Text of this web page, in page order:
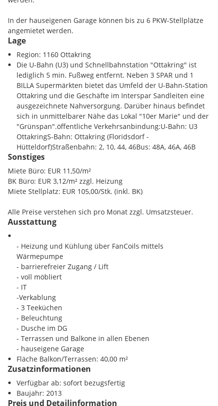
In der hauseigenen Garage können bis zu 6 PKW-Stellplätze
angemietet werden.
verfügbare Bürofläche:
3. + 4. + 5.OG - ca. 323 m² zzgl. Balkone und Terrassen
Lage
Region: 1160 Ottakring
Die U-Bahn (U3) und Schnellbahnstation "Ottakring" ist
lediglich 5 min. Fußweg entfernt. Neben 3 SPAR und 1
BILLA Supermärkten bietet das Umfeld der U-Bahn-Station
Ottakring und die Geschäfte im Interspar Sandleiten eine
ausgezeichnete Nahversorgung. Darüber hinaus befindet
sich in unmittelbarer Nähe das Lokal "10er Marie" und der
"Grünspan".öffentliche Verkehrsanbindung:U-Bahn: U3
OttakringS-Bahn: Ottakring (Floridsdorf -
Hütteldorf)Straßenbahn: 2, 10, 44, 46Bus: 48A, 46A, 46B
Sonstiges
Miete Büro: EUR 11,50/m²
BK Büro: EUR 3,12/m² zzgl. Heizung
Miete Stellplatz: EUR 105,00/Stk. (inkl. BK)
Alle Preise verstehen sich pro Monat zzgl. Umsatzsteuer.
Ausstattung
- Heizung und Kühlung über FanCoils mittels
Wärmepumpe
- barrierefreier Zugang / Lift
- voll möbliert
- IT
-Verkablung
- 3 Teeküchen
- Beleuchtung
- Dusche im DG
- Terrassen und Balkone in allen Ebenen
- hauseigene Garage
Fläche Balkon/Terrassen: 40,00 m²
Zusatzinformationen
Verfügbar ab: sofort bezugsfertig
Baujahr: 2013
Preis und Detailinformation